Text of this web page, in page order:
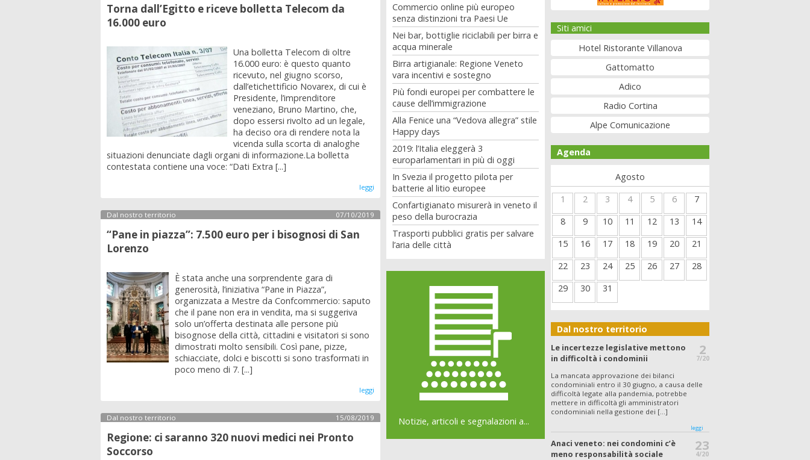
Torna dall’Egitto e riceve bolletta Telecom da
16.000 euro
Una bolletta Telecom di oltre
16.000 euro: è questo quanto
ricevuto, nel giugno scorso,
dall’etichettificio Novarex, di cui è
Presidente, l’imprenditore
veneziano, Bruno Martino, che,
dopo essersi rivolto ad un legale,
ha deciso ora di rendere nota la
vicenda sulla scorta di analoghe
situazioni denunciate dagli organi di informazione.La bolletta
contestata contiene una voce: “Dati Extra [...]
leggi
Dal nostro territorio 07/10/2019
“Pane in piazza”: 7.500 euro per i bisognosi di San
Lorenzo
È stata anche una sorprendente gara di
generosità, l’iniziativa “Pane in Piazza”,
organizzata a Mestre da Confcommercio: saputo
che il pane non era in vendita, ma si suggeriva
solo un’offerta destinata alle persone più
bisognose della città, cittadini e visitatori si sono
dimostrati molto sensibili. Così pane, pizze,
schiacciate, dolci e biscotti si sono trasformati in
poco meno di 7. [...]
leggi
Dal nostro territorio 15/08/2019
Regione: ci saranno 320 nuovi medici nei Pronto
Soccorso
Commercio online più europeo
senza distinzioni tra Paesi Ue
Nei bar, bottiglie riciclabili per birra e
acqua minerale
Birra artigianale: Regione Veneto
vara incentivi e sostegno
Più fondi europei per combattere le
cause dell’immigrazione
Alla Fenice una “Vedova allegra” stile
Happy days
2019: l’Italia eleggerà 3
europarlamentari in più di oggi
In Svezia il progetto pilota per
batterie al litio europee
Confartigianato misurerà in veneto il
peso della burocrazia
Trasporti pubblici gratis per salvare
l’aria delle città
Notizie, articoli e segnalazioni a...
Siti amici
Hotel Ristorante Villanova
Gattomatto
Adico
Radio Cortina
Alpe Comunicazione
Agenda
Agosto
1
2 3 4 5 6
7
8
9 10 11 12 13
14
15
16 17 18 19 20
21
22
23 24 25 26 27
28
29
30 31
Dal nostro territorio
Le incertezze legislative mettono
in difficoltà i condominii
2
7/20
La mancata approvazione dei bilanci
condominiali entro il 30 giugno, a causa delle
difficoltà legate alla pandemia, potrebbe
mettere in difficoltà gli amministratori
condominiali nella gestione dei [...]
leggi
Anaci veneto: nei condomini c’è
meno responsabilità sociale
23
4/20